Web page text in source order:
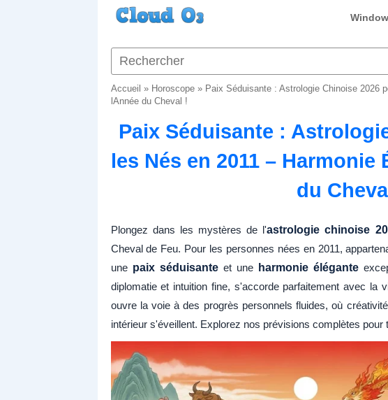
Accueil » Horoscope» Paix Séduisante : Astrologie Chinoise 2026
lAnnée du Cheval !
Paix Séduisante :
les Nés en 2011 –
du
Plongez dans les mystères de l'astrologie chinoise
Cheval de Feu. Pour les personnes nées en 2011,
une paix séduisanteet une harmonie élégante
diplomatie et intuition fine, s'accorde parfaitement avec la
ouvre la voie à des progrès personnels fluides, où
intérieur s'éveillent. Explorez nos prévisions complètes